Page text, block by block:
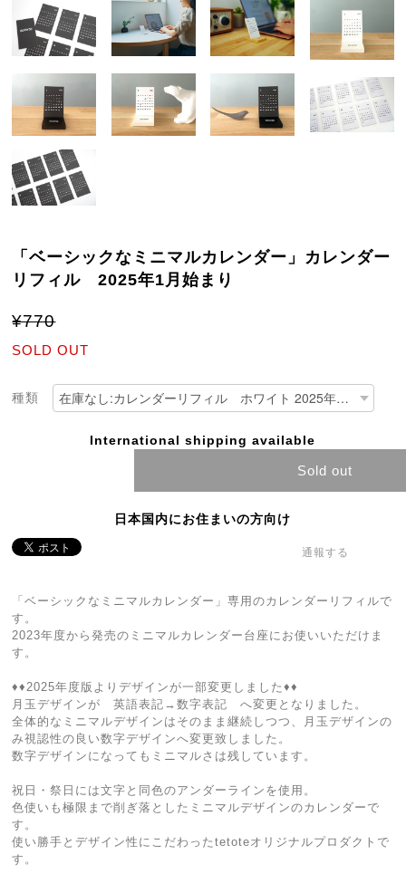
「ベーシックなミニマルカレンダー」カレンダー
リフィル 2025年1月始まり
¥770
SOLD OUT
種類
International shipping available
Sold out
日本国内にお住まいの方向け
通報する
「ベーシックなミニマルカレンダー」専用のカレンダーリフィルで
す。
2023年度から発売のミニマルカレンダー台座にお使いいただけま
す。
♦︎♦︎2025年度版よりデザインが一部変更しました♦︎♦︎
月玉デザインが 英語表記→数字表記 へ変更となりました。
全体的なミニマルデザインはそのまま継続しつつ、月玉デザインの
み視認性の良い数字デザインへ変更致しました。
数字デザインになってもミニマルさは残しています。
祝日・祭日には文字と同色のアンダーラインを使用。
色使いも極限まで削ぎ落としたミニマルデザインのカレンダーで
す。
使い勝手とデザイン性にこだわったtetoteオリジナルプロダクトで
す。